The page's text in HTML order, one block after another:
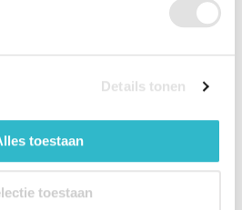
Details tonen
toestaan
toestaan
PR63018
5036366300114
Able2